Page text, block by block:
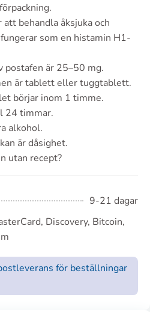
behandla åksjuka och
som en histamin H1-
postafen är 25–50 mg.
är tablett eller tuggtablett.
börjar inom 1 timme.
24 timmar.
alkohol.
är dåsighet.
utan recept?
9-21 dagar
Discovery, Bitcoin,
för beställningar